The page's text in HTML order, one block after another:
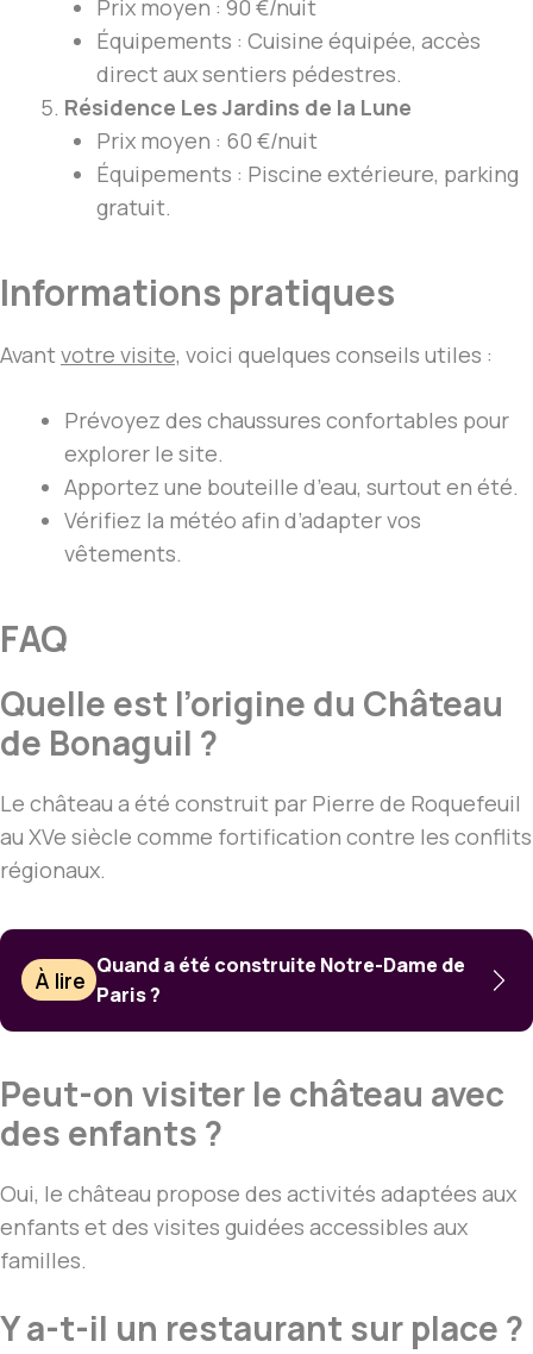
Prix moyen : 90 €/nuit
Équipements : Cuisine équipée, accès
direct aux sentiers pédestres.
Résidence Les Jardins de la Lune
Prix moyen : 60 €/nuit
Équipements : Piscine extérieure, parking
gratuit.
Informations pratiques
Avantvotre visite, voici quelques conseils utiles :
Prévoyez des chaussures confortables pour
explorer le site.
Apportez une bouteille d’eau, surtout en été.
Vérifiez la météo afin d’adapter vos
vêtements.
FAQ
Quelle est l’origine du Château
de Bonaguil ?
Le château a été construit par Pierre de Roquefeuil
au XVe siècle comme fortification contre les conflits
régionaux.
À lire
Quand a été construite Notre-Dame de
Paris ?
Peut-on visiter le château avec
des enfants ?
Oui, le château propose des activités adaptées aux
enfants et des visites guidées accessibles aux
familles.
Y a-t-il un restaurant sur place ?